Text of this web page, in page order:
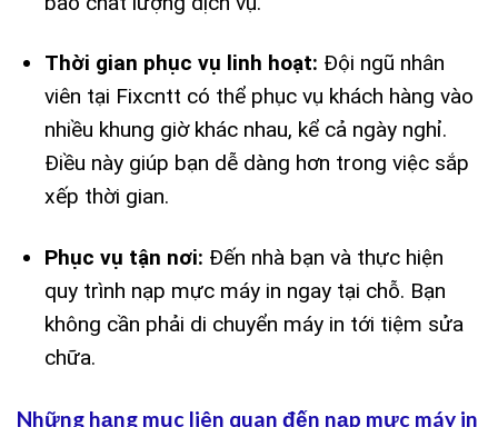
Thời gian phục vụ linh hoạt: Đội ngũ nhân
viên tại Fixcntt có thể phục vụ khách hàng vào
nhiều khung giờ khác nhau, kể cả ngày nghỉ.
Điều này giúp bạn dễ dàng hơn trong việc sắp
xếp thời gian.
Phục vụ tận nơi: Đến nhà bạn và thực hiện
quy trình nạp mực máy in ngay tại chỗ. Bạn
không cần phải di chuyển máy in tới tiệm sửa
chữa.
Những hạng mục liên quan đến nạp mực máy in